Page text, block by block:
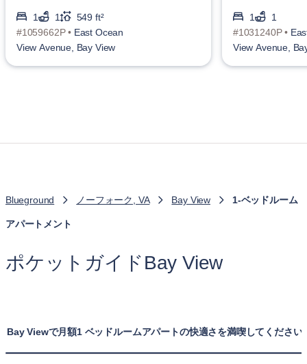
1 1
549 ft²
#1059662P • East Ocean
View Avenue, Bay View
1
1
#1031240P •
View Avenue,
Blueground ノーフォーク, VA Bay View 1-ベッドルーム
アパートメント
ポケットガイドBay View
Bay Viewで月額1 ベッドルームアパートの快適さを満喫してください